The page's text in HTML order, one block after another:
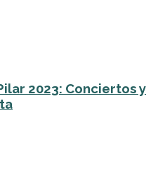
2023: Conciertos y